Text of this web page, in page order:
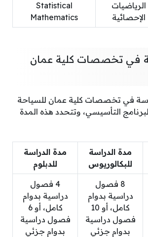
الرياضيات
الإحصائية
Statistical
Mathematics
في تخصصات كلية عمان
في تخصصات كلية عمان للسياحة
التأسيسي، وتتحدد هذه المدة
مدة الدراسة
للبكالوريوس
مدة الدراسة
للدبلوم
8 فصول
دراسية بدوام
كامل، أو 10
فصول دراسية
بدوام جزئي
4 فصول
دراسية بدوام
كامل، أو 6
فصول دراسية
بدوام جزئي